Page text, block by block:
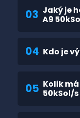
03 Jaký je
A9
04
05 Kolik
50kSol/